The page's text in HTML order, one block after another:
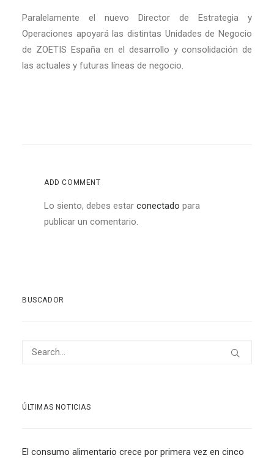
Paralelamente el nuevo Director de Estrategia y
Operaciones apoyará las distintas Unidades de Negocio
de ZOETIS España en el desarrollo y consolidación de
las actuales y futuras líneas de negocio.
ADD COMMENT
Lo siento, debes estar conectado para
publicar un comentario.
BUSCADOR
ÚLTIMAS NOTICIAS
El consumo alimentario crece por primera vez en cinco